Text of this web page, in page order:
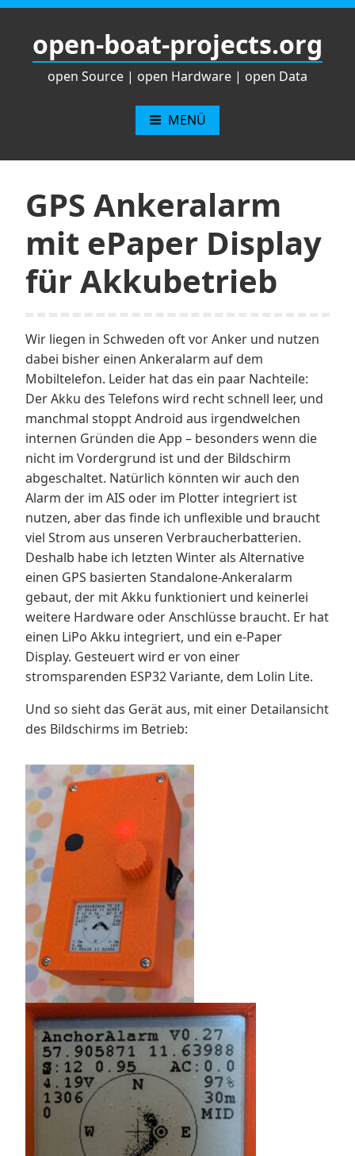
Zum
springenopen-boat-projects.org
open Source | open Hardware | open Data
MENÜ
GPS Ankeralarm
mit ePaper Display
für Akkubetrieb
Wir liegen in Schweden oft vor Anker und nutzen
dabei bisher einen Ankeralarm auf dem
Mobiltelefon. Leider hat das ein paar Nachteile:
Der Akku des Telefons wird recht schnell leer, und
manchmal stoppt Android aus irgendwelchen
internen Gründen die App – besonders wenn die
nicht im Vordergrund ist und der Bildschirm
abgeschaltet. Natürlich könnten wir auch den
Alarm der im AIS oder im Plotter integriert ist
nutzen, aber das finde ich unflexible und braucht
viel Strom aus unseren Verbraucherbatterien.
Deshalb habe ich letzten Winter als Alternative
einen GPS basierten Standalone-Ankeralarm
gebaut, der mit Akku funktioniert und keinerlei
weitere Hardware oder Anschlüsse braucht. Er hat
einen LiPo Akku integriert, und ein e-Paper
Display. Gesteuert wird er von einer
stromsparenden ESP32 Variante, dem Lolin Lite.
Und so sieht das Gerät aus, mit einer Detailansicht
des Bildschirms im Betrieb: